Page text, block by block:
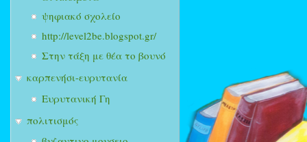
ψηφιακό σχολείο
http://level2be.blogspot.gr/
Στην τάξη με θέα το βουνό
καρπενήσι-ευρυτανία
Ευρυτανική Γη
πολιτισμός